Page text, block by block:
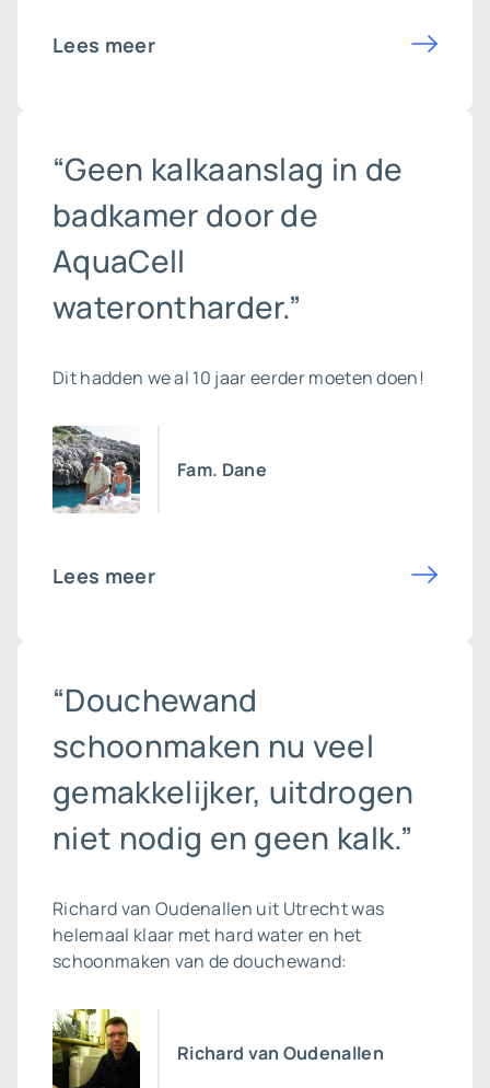
Lees meer
“Geen kalkaanslag in de
badkamer door de
AquaCell
waterontharder.”
Dit hadden we al 10 jaar eerder moeten doen!
Fam. Dane
Lees meer
“Douchewand
schoonmaken nu veel
gemakkelijker, uitdrogen
niet nodig en geen kalk.”
Richard van Oudenallen uit Utrecht was
helemaal klaar met hard water en het
schoonmaken van de douchewand:
Richard van Oudenallen